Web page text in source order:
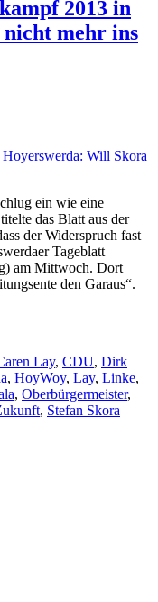
2013 in
mehr ins
ein wie eine
das Blatt aus der
der Widerspruch fast
Tageblatt
am Mittwoch. Dort
den Garaus“.
Lay, CDU, Dirk
, HoyWoy, Lay, Linke,
, Oberbürgermeister,
, Stefan Skora